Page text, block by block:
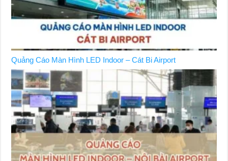
Quảng Cáo Màn Hình LED Indoor – Cát Bi Airport